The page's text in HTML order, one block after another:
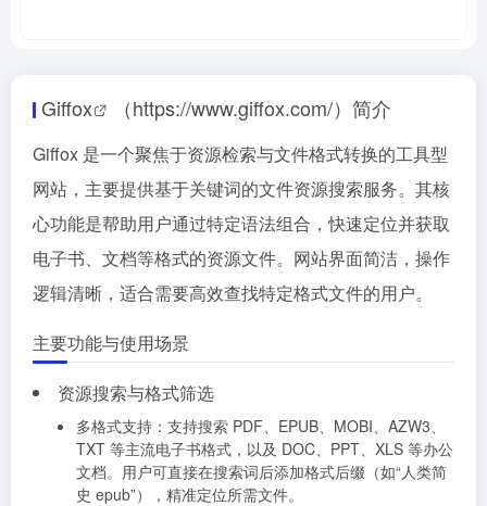
Giffox （https://www.giffox.com/）简介
Giffox 是一个聚焦于资源检索与文件格式转换的工具型
网站，主要提供基于关键词的文件资源搜索服务。其核
心功能是帮助用户通过特定语法组合，快速定位并获取
电子书、文档等格式的资源文件。网站界面简洁，操作
逻辑清晰，适合需要高效查找特定格式文件的用户。
主要功能与使用场景
资源搜索与格式筛选
多格式支持：支持搜索 PDF、EPUB、MOBI、AZW3、
TXT 等主流电子书格式，以及 DOC、PPT、XLS 等办公
文档。用户可直接在搜索词后添加格式后缀（如“人类简
史 epub”），精准定位所需文件。